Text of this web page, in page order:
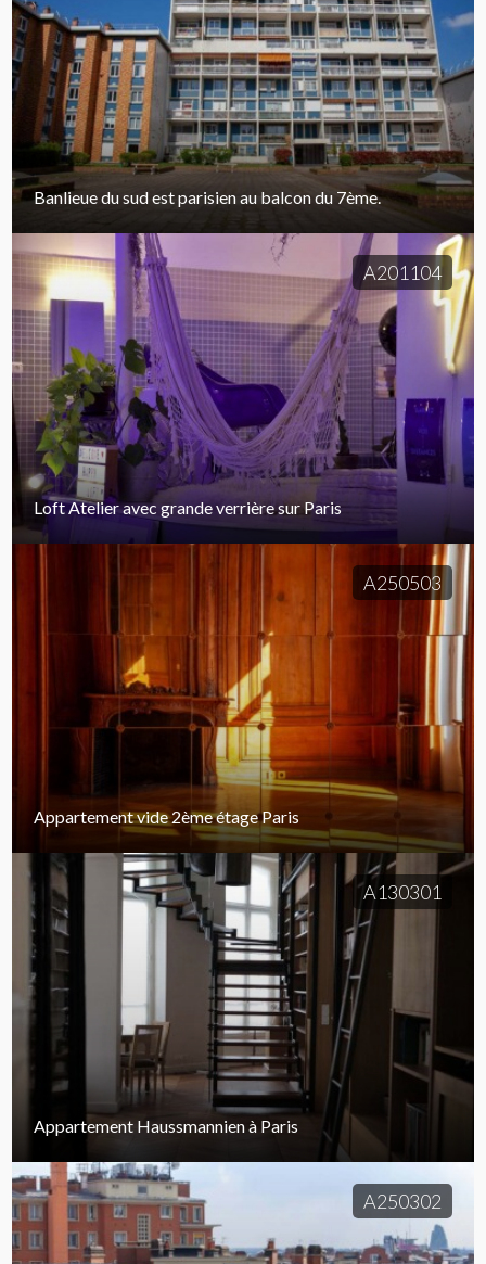
Banlieue du sud est parisien au balcon du 7ème.
A201104
Loft Atelier avec grande verrière sur Paris
A250503
Appartement vide 2ème étage Paris
A130301
Appartement Haussmannien à Paris
A250302